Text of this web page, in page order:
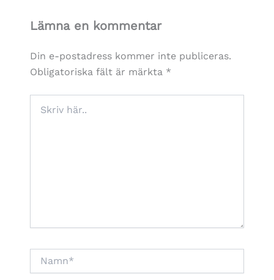
Lämna en kommentar
Din e-postadress kommer inte publiceras.
Obligatoriska fält är märkta *
här..